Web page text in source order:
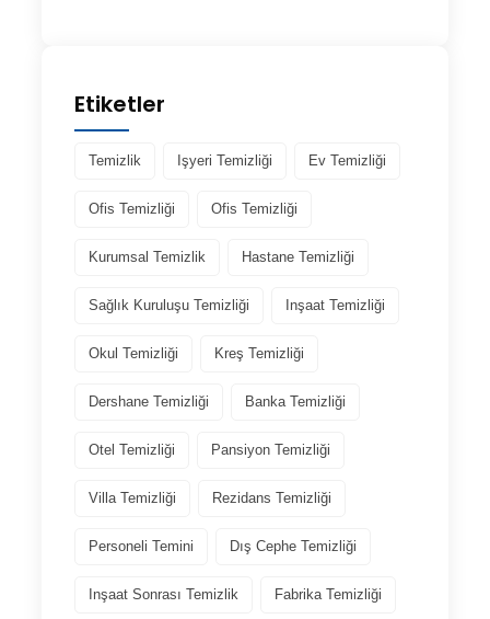
Etiketler
Temizlik Işyeri Temizliği Ev Temizliği
Ofis Temizliği Ofis Temizliği
Kurumsal Temizlik Hastane Temizliği
Sağlık Kuruluşu Temizliği Inşaat Temizliği
Okul Temizliği Kreş Temizliği
Dershane Temizliği Banka Temizliği
Otel Temizliği Pansiyon Temizliği
Villa Temizliği Rezidans Temizliği
Personeli Temini Dış Cephe Temizliği
Inşaat Sonrası Temizlik Fabrika Temizliği